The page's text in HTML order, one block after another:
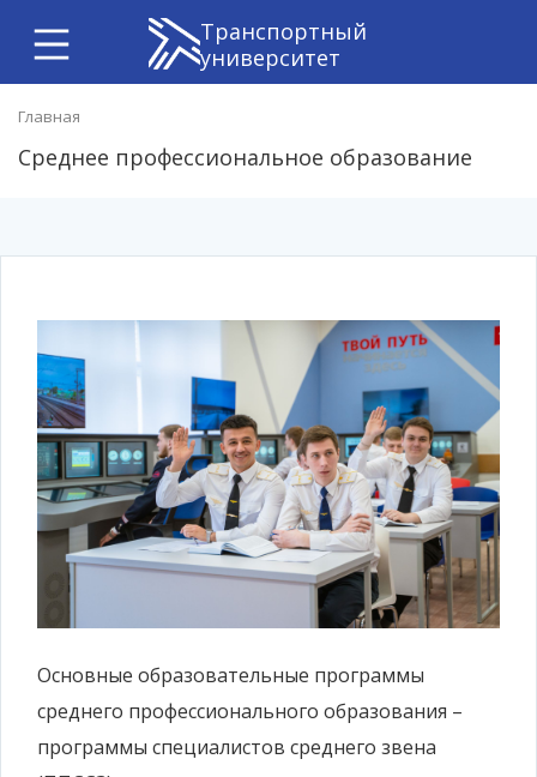
Транспортный
университет
Главная
Среднее профессиональное образование
Основные образовательные программы
среднего профессионального образования –
программы специалистов среднего звена